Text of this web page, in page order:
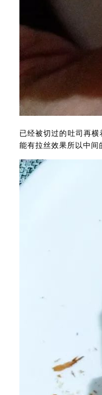
已经被切过的吐司再
能有拉丝效果所以中间